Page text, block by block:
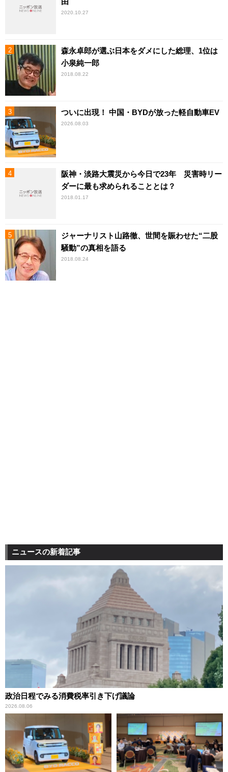
2020.10.27
森永卓郎が選ぶ日本をダメにした総理、1位は
小泉純一郎
2018.08.22
ついに出現！ 中国・BYDが放った軽自動車EV
2026.08.03
阪神・淡路大震災から今日で23年 災害時リー
ダーに最も求められることとは？
2018.01.17
ジャーナリスト山路徹、世間を賑わせた“二股
騒動”の真相を語る
2018.08.24
ニュースの新着記事
政治日程でみる消費税率引き下げ議論
2026.08.06